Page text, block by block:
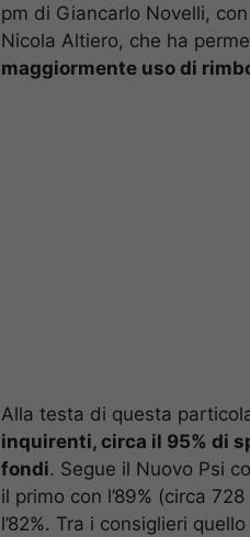
pm di Giancarlo Novelli,
Nicola Altiero, che ha
maggiormente uso di
Alla testa di questa
inquirenti, circa il 95% di
fondi. Segue il Nuovo Psi
il primo con l’89% (circa
l’82%. Tra i consiglieri